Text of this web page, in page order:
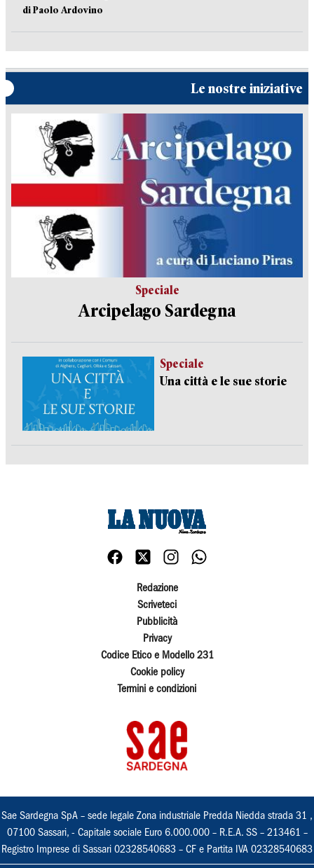
di Paolo Ardovino
Le nostre iniziative
Speciale
Arcipelago Sardegna
Speciale
Una città e le sue storie
Redazione
Scriveteci
Pubblicità
Privacy
Codice Etico e Modello 231
Cookie policy
Termini e condizioni
Sae Sardegna SpA – sede legale Zona industriale Predda Niedda strada 31 ,
07100 Sassari, - Capitale sociale Euro 6.000.000 – R.E.A. SS – 213461 –
Registro Imprese di Sassari 02328540683 – CF e Partita IVA 02328540683